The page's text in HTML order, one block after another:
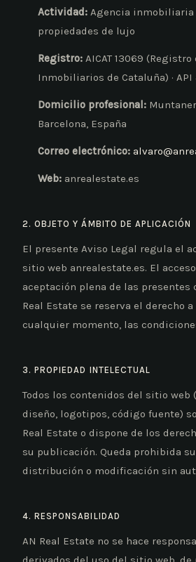
Actividad: Agencia inmobiliaria
propiedades de lujo
Registro: AICAT 13069
Inmobiliarios de Cataluña) · API
Domicilio profesional:
Barcelona, España
Correo electrónico:
Web: anrealestate.es
2. OBJETO Y ÁMBITO DE APLICACIÓN
El presente Aviso Legal regula el
sitio web anrealestate.es. El
aceptación plena de las presentes
Real Estate se reserva el derecho
cualquier momento, las
3. PROPIEDAD INTELECTUAL
Todos los contenidos del sitio web
diseño, logotipos, código fuente)
Real Estate o dispone de los
su publicación. Queda prohibida
distribución o modificación sin
4. RESPONSABILIDAD
AN Real Estate no se hace